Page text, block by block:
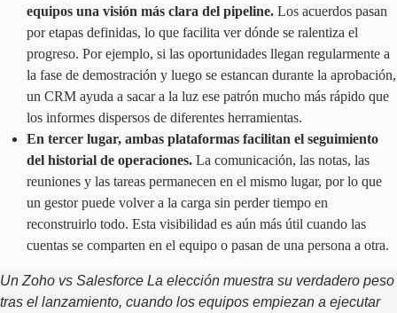
equipos una visión más clara del pipeline. Los acuerdos pasan
por etapas definidas, lo que facilita ver dónde se ralentiza el
progreso. Por ejemplo, si las oportunidades llegan regularmente a
la fase de demostración y luego se estancan durante la aprobación,
un CRM ayuda a sacar a la luz ese patrón mucho más rápido que
los informes dispersos de diferentes herramientas.
En tercer lugar, ambas plataformas facilitan el seguimiento
del historial de operaciones. La comunicación, las notas, las
reuniones y las tareas permanecen en el mismo lugar, por lo que
un gestor puede volver a la carga sin perder tiempo en
reconstruirlo todo. Esta visibilidad es aún más útil cuando las
cuentas se comparten en el equipo o pasan de una persona a otra.
Un Zoho vs Salesforce La elección muestra su verdadero peso
tras el lanzamiento, cuando los equipos empiezan a ejecutar